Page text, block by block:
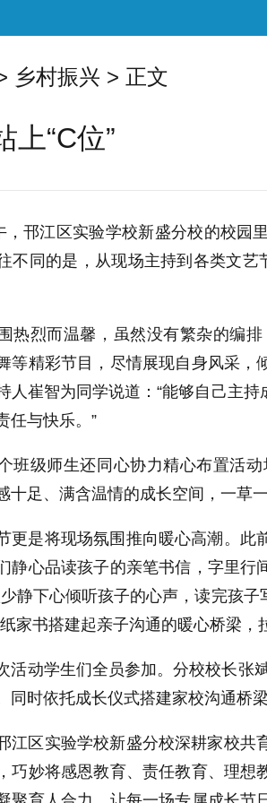
乡村振兴 > 正文
上“C位”
，邗江区实验学校新盛分校的校园
不同的是，从现场主持到各类文
热烈而温馨，虽然没有繁杂的编
等精彩节目，尽情展现自身风采
人崔智为同学说道：“能够自己主
任与快乐。”
班级师生还同心协力精心布置活
十足、满含温情的成长空间，一草
更是将现场氛围推向暖心高潮。此
静心品读孩子的亲笔书信，字里行
静下心倾听孩子的心声，读完孩
家书搭建起亲子沟通的暖心桥梁
活动学生们全员参加。分校校长张
同时依托成长仪式搭建家校沟通桥
江区实验学校新盛分校深耕家校
巧妙将感恩教育、责任教育、理